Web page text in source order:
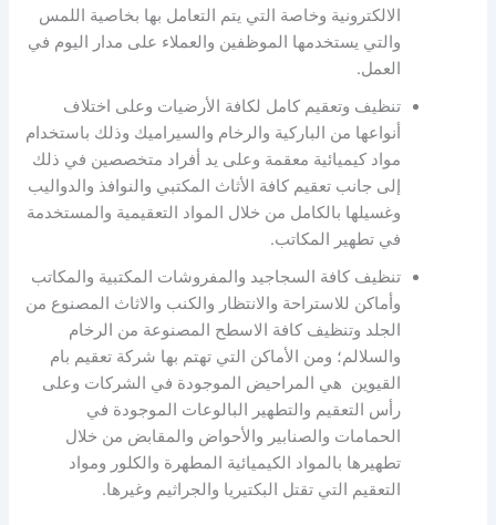
الالكترونية وخاصة التي يتم التعامل بها بخاصية اللمس
والتي يستخدمها الموظفين والعملاء على مدار اليوم في
العمل.
تنظيف وتعقيم كامل لكافة الأرضيات وعلى اختلاف
أنواعها من الباركية والرخام والسيراميك وذلك باستخدام
مواد كيميائية معقمة وعلى يد أفراد متخصصين في ذلك
إلى جانب تعقيم كافة الأثاث المكتبي والنوافذ والدواليب
وغسيلها بالكامل من خلال المواد التعقيمية والمستخدمة
في تطهير المكاتب.
تنظيف كافة السجاجيد والمفروشات المكتبية والمكاتب
وأماكن للاستراحة والانتظار والكنب والاثاث المصنوع من
الجلد وتنظيف كافة الاسطح المصنوعة من الرخام
والسلالم؛ ومن الأماكن التي تهتم بها شركة تعقيم بام
القيوين هي المراحيض الموجودة في الشركات وعلى
رأس التعقيم والتطهير البالوعات الموجودة في
الحمامات والصنابير والأحواض والمقابض من خلال
تطهيرها بالمواد الكيميائية المطهرة والكلور ومواد
التعقيم التي تقتل البكتيريا والجراثيم وغيرها.